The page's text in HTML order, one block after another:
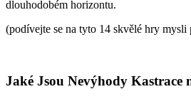
dlouhodobém horizontu.
(podívejte se na tyto 14 skvělé hry
Jaké Jsou Nevýhody Kastrace